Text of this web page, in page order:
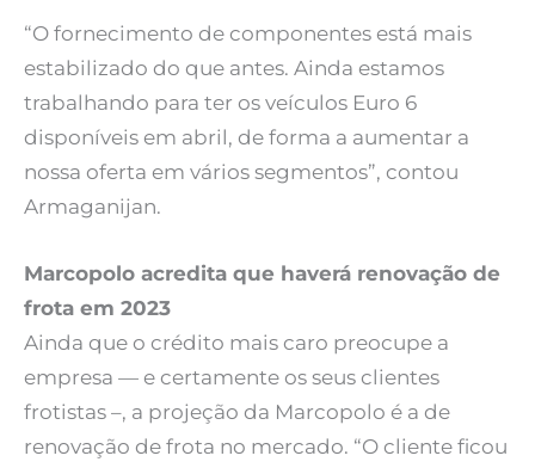
“O fornecimento de componentes está mais
estabilizado do que antes. Ainda estamos
trabalhando para ter os veículos Euro 6
disponíveis em abril, de forma a aumentar a
nossa oferta em vários segmentos”, contou
Armaganijan.
Marcopolo acredita que haverá renovação de
frota em 2023
Ainda que o crédito mais caro preocupe a
empresa — e certamente os seus clientes
frotistas –, a projeção da Marcopolo é a de
renovação de frota no mercado. “O cliente ficou